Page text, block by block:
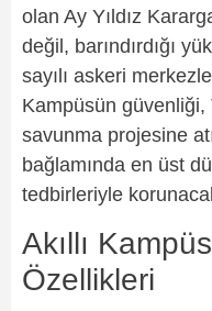
olan Ay Yıldız
değil, barındırdığı
sayılı askeri
Kampüsün güvenliği,
savunma projesine
bağlamında en üst
tedbirleriyle
Akıllı
Özellikleri